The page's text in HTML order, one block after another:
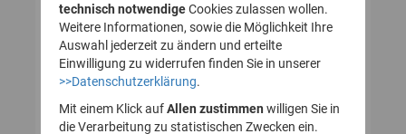
(Registrierung):
1. Nutzerkonto erstellen
technisch notwendigeCookies zulassen wollen.
Weitere Informationen, sowie die Möglichkeit Ihre
Auswahl jederzeit zu ändern und erteilte
Einwilligung zu widerrufen finden Sie in unserer
>>Datenschutzerklärung
Mit einem Klick auf Allen zustimmen willigen Sie in
die Verarbeitung zu statistischen Zwecken ein.